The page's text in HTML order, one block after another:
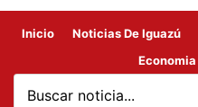
Inicio Noticias De Iguazú
Economia